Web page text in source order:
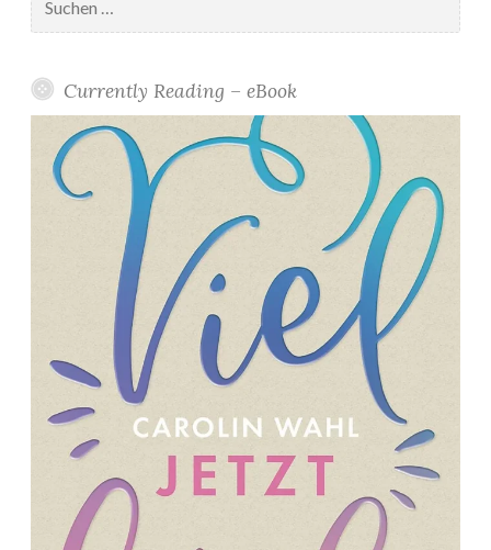
nach:
Currently Reading – eBook